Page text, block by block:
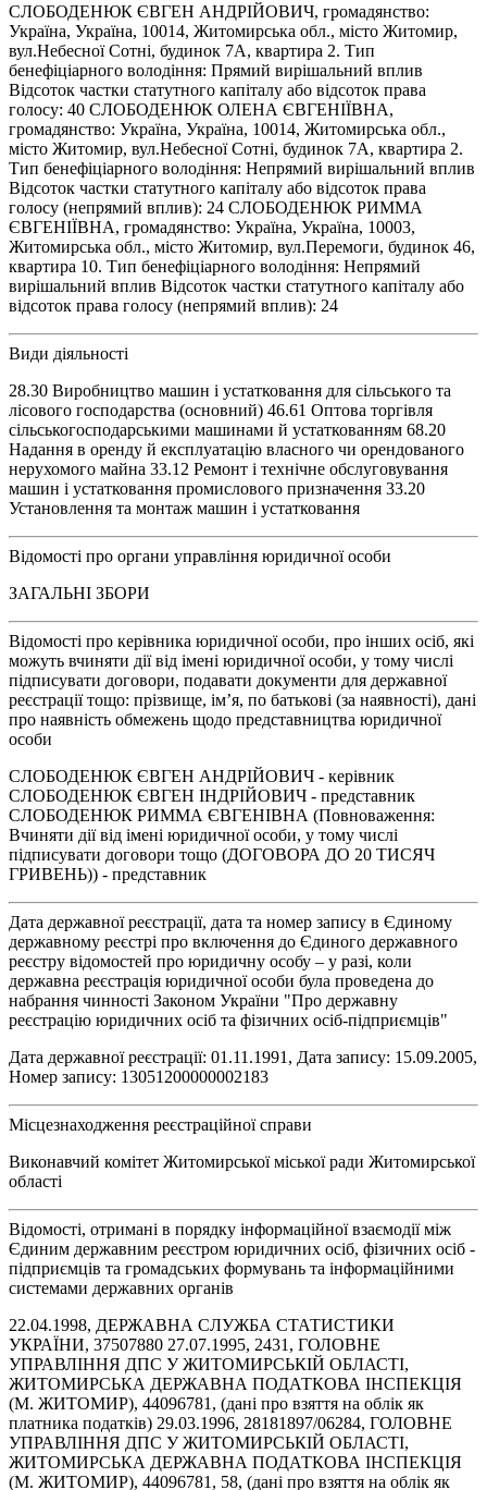
СЛОБОДЕНЮК ЄВГЕН АНДРІЙОВИЧ, громадянство:
Україна, Україна, 10014, Житомирська обл., місто Житомир,
вул.Небесної Сотні, будинок 7А, квартира 2. Тип
бенефіціарного володіння: Прямий вирішальний вплив
Відсоток частки статутного капіталу або відсоток права
голосу: 40 СЛОБОДЕНЮК ОЛЕНА ЄВГЕНІЇВНА,
громадянство: Україна, Україна, 10014, Житомирська обл.,
місто Житомир, вул.Небесної Сотні, будинок 7А, квартира 2.
Тип бенефіціарного володіння: Непрямий вирішальний вплив
Відсоток частки статутного капіталу або відсоток права
голосу (непрямий вплив): 24 СЛОБОДЕНЮК РИММА
ЄВГЕНІЇВНА, громадянство: Україна, Україна, 10003,
Житомирська обл., місто Житомир, вул.Перемоги, будинок 46,
квартира 10. Тип бенефіціарного володіння: Непрямий
вирішальний вплив Відсоток частки статутного капіталу або
відсоток права голосу (непрямий вплив): 24
Види діяльності
28.30 Виробництво машин і устатковання для сільського та
лісового господарства (основний) 46.61 Оптова торгівля
сільськогосподарськими машинами й устаткованням 68.20
Надання в оренду й експлуатацію власного чи орендованого
нерухомого майна 33.12 Ремонт і технічне обслуговування
машин і устатковання промислового призначення 33.20
Установлення та монтаж машин і устатковання
Відомості про органи управління юридичної особи
ЗАГАЛЬНІ ЗБОРИ
Відомості про керівника юридичної особи, про інших осіб, які
можуть вчиняти дії від імені юридичної особи, у тому числі
підписувати договори, подавати документи для державної
реєстрації тощо: прізвище, ім’я, по батькові (за наявності), дані
про наявність обмежень щодо представництва юридичної
особи
СЛОБОДЕНЮК ЄВГЕН АНДРІЙОВИЧ - керівник
СЛОБОДЕНЮК ЄВГЕН ІНДРІЙОВИЧ - представник
СЛОБОДЕНЮК РИММА ЄВГЕНІВНА (Повноваження:
Вчиняти дії від імені юридичної особи, у тому числі
підписувати договори тощо (ДОГОВОРА ДО 20 ТИСЯЧ
ГРИВЕНЬ)) - представник
Дата державної реєстрації, дата та номер запису в Єдиному
державному реєстрі про включення до Єдиного державного
реєстру відомостей про юридичну особу – у разі, коли
державна реєстрація юридичної особи була проведена до
набрання чинності Законом України "Про державну
реєстрацію юридичних осіб та фізичних осіб-підприємців"
Дата державної реєстрації: 01.11.1991, Дата запису: 15.09.2005,
Номер запису: 13051200000002183
Місцезнаходження реєстраційної справи
Виконавчий комітет Житомирської міської ради Житомирської
області
Відомості, отримані в порядку інформаційної взаємодії між
Єдиним державним реєстром юридичних осіб, фізичних осіб -
підприємців та громадських формувань та інформаційними
системами державних органів
22.04.1998, ДЕРЖАВНА СЛУЖБА СТАТИСТИКИ
УКРАЇНИ, 37507880 27.07.1995, 2431, ГОЛОВНЕ
УПРАВЛІННЯ ДПС У ЖИТОМИРСЬКІЙ ОБЛАСТІ,
ЖИТОМИРСЬКА ДЕРЖАВНА ПОДАТКОВА ІНСПЕКЦІЯ
(М. ЖИТОМИР), 44096781, (дані про взяття на облік як
платника податків) 29.03.1996, 28181897/06284, ГОЛОВНЕ
УПРАВЛІННЯ ДПС У ЖИТОМИРСЬКІЙ ОБЛАСТІ,
ЖИТОМИРСЬКА ДЕРЖАВНА ПОДАТКОВА ІНСПЕКЦІЯ
(М. ЖИТОМИР), 44096781, 58, (дані про взяття на облік як